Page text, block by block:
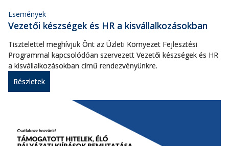
Események
Vezetői készségek és HR a kisvállalkozásokban
Tisztelettel meghívjuk Önt az Üzleti Környezet Fejlesztési
Programmal kapcsolódóan szervezett Vezetői készségek és HR
a kisvállalkozásokban című rendezvényünkre.
Részletek